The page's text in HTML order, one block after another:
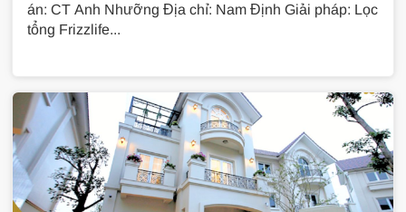
án: CT Anh Nhưỡng Địa chỉ: Nam Định Giải pháp: Lọc
tổng Frizzlife...